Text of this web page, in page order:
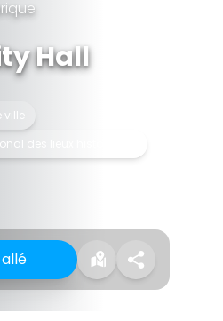
Hall
ville
des lieux historiques